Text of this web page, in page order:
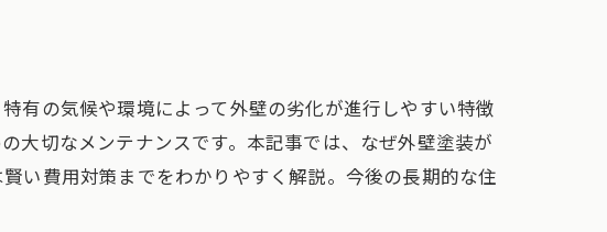
有の気候や環境によって外壁の劣化が進行しやすい特徴
大切なメンテナンスです。本記事では、なぜ外壁塗装が
い費用対策までをわかりやすく解説。今後の長期的な住